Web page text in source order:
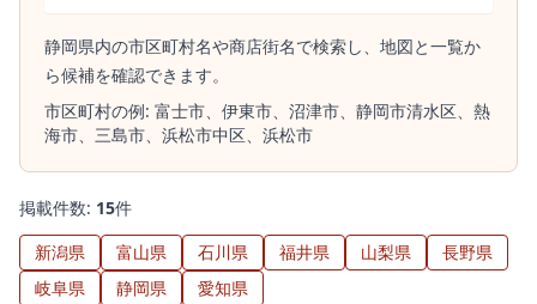
静岡県内の市区町村名や商店街名で検索し、地図と一覧か
ら候補を確認できます。
市区町村の例: 富士市、 伊東市、 沼津市、 静岡市清水区、 熱
海市、 三島市、 浜松市中区、 浜松市
掲載件数: 15件
新潟県
富山県 石川県 福井県 山梨県
長野県
岐阜県
静岡県 愛知県